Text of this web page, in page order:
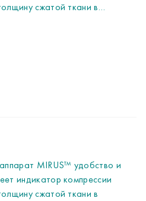
сжатой ткани в
отображает значения в
необходимое
анастомоза. Во
регулируемая
регулируемая высота
MIRUS™ удобство и
индикатор компрессии
сжатой ткани в